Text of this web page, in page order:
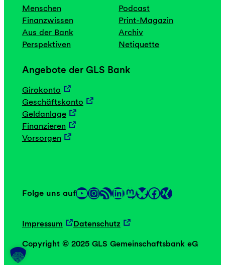
Menschen
Finanzwissen
Aus der Bank
Perspektiven
Podcast
Print-Magazin
Archiv
Netiquette
Angebote der GLS Bank
Girokonto
Geschäftskonto
Geldanlage
Finanzieren
Vorsorgen
Folge uns aufYouTube InstagramRSS-Feed LinkedIn Mastodon Link Facebook Link
Impressum Datenschutz
Copyright © 2025 GLS Gemeinschaftsbank eG